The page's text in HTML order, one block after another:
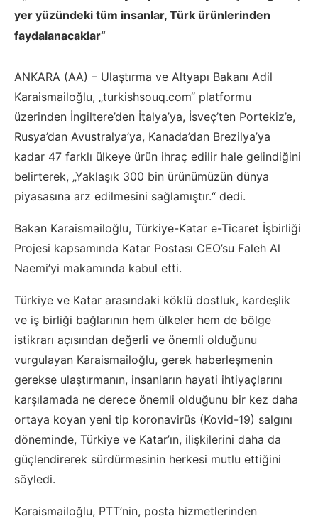
yer yüzündeki tüm insanlar, Türk ürünlerinden
faydalanacaklar“
ANKARA (AA) – Ulaştırma ve Altyapı Bakanı Adil
Karaismailoğlu, „turkishsouq.com“ platformu
üzerinden İngiltere’den İtalya’ya, İsveç’ten Portekiz’e,
Rusya’dan Avustralya’ya, Kanada’dan Brezilya’ya
kadar 47 farklı ülkeye ürün ihraç edilir hale gelindiğini
belirterek, „Yaklaşık 300 bin ürünümüzün dünya
piyasasına arz edilmesini sağlamıştır.“ dedi.
Bakan Karaismailoğlu, Türkiye-Katar e-Ticaret İşbirliği
Projesi kapsamında Katar Postası CEO’su Faleh Al
Naemi’yi makamında kabul etti.
Türkiye ve Katar arasındaki köklü dostluk, kardeşlik
ve iş birliği bağlarının hem ülkeler hem de bölge
istikrarı açısından değerli ve önemli olduğunu
vurgulayan Karaismailoğlu, gerek haberleşmenin
gerekse ulaştırmanın, insanların hayati ihtiyaçlarını
karşılamada ne derece önemli olduğunu bir kez daha
ortaya koyan yeni tip koronavirüs (Kovid-19) salgını
döneminde, Türkiye ve Katar’ın, ilişkilerini daha da
güçlendirerek sürdürmesinin herkesi mutlu ettiğini
söyledi.
Karaismailoğlu, PTT’nin, posta hizmetlerinden